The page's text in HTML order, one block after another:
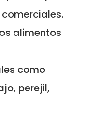
alimentos
como
perejil,